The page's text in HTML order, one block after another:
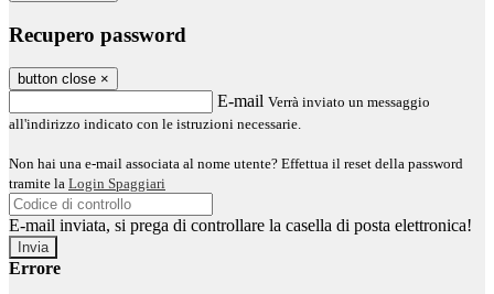
Recupero password
button close ×
E-mail Verrà inviato un messaggio
all'indirizzo indicato con le istruzioni necessarie.
Non hai una e-mail associata al nome utente? Effettua il reset della password
tramite la Login Spaggiari
E-mail inviata, si prega di controllare la casella di posta elettronica!
Errore